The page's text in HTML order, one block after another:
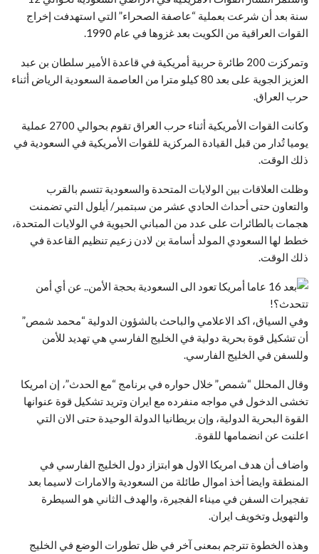
سنة بعد أن شرعت بعملية “عاصفة الصحراء” التي استهدفت إخراج
القوات العراقية من الكويت بعد غزوها في عام 1990.
وتمركزت 200 طائرة حربية أمريكية في قاعدة الأمير سلطان بن عبد
العزيز الجوية على بعد 80 كيلو مترا من العاصمة السعودية الرياض أثناء
حرب العراق.
وكانت القوات الأمريكية أثناء حرب العراق تقوم بحوالي 2700 عملية
يوميا تُدار من قبل القيادة المركزية للقوات الأمريكية في السعودية في
ذلك الوقت.
وظلت العلاقات بين الولايات المتحدة والسعودية تتسم بالقرب
والتعاون حتى أحداث الحادي عشر من سبتمبر/ أيلول التي تضمنت
هجمات بالطائرات على عدد من المباني الحيوية في الولايات المتحدة،
خطط لها السعودي المولد أسامة بن لادن زعيم تنظيم القاعدة في
ذلك الوقت.
وفي السياق، اكد الاعلامي والباحث بالشؤون الدولية “محمد شمص”
أن تشكيل قوة بحرية دولية في الخليج الفارسي هي تهديد للأمن
وللسفن في الخليج الفارسي.
وقال المحلل “شمص” خلال حواره في برنامج “مع الحدث”، إن امريكا
تخشى الدخول في مواجه منفرده مع ايران وتريد تشكيل قوة عنوانها
القوة البحرية الدولية، وإن بريطانيا الدولة الوحيدة حتى الان التي
اعلنت عن انضمامها للقوة.
واضاف أن هدف امريكا الاول هو ابتزاز دول الخليج الفارسي في
المنطقة وايضا أخذ اموال طائلة من السعودية والامارات لاسيما بعد
تفجيرات السفن في ميناء الفجيرة، والهدف الثاني هو السيطرة
والتهويل وتخويف ايران.
وهذه الخطوة تترجم بمعنى آخر في ظل تطورات الوضع في الخليج